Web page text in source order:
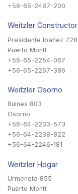
+56-65-2487-200
Weitzler Constructor
Presidente Ibañez 728
Puerto Montt
+56-65-2254-067
+56-65-2267-386
Weitzler Osorno
Bulnes 803
Osorno
+56-64-2233-573
+56-64-2238-822
+56-64-2246-181
Weitzler Hogar
Urmeneta 855
Puerto Montt